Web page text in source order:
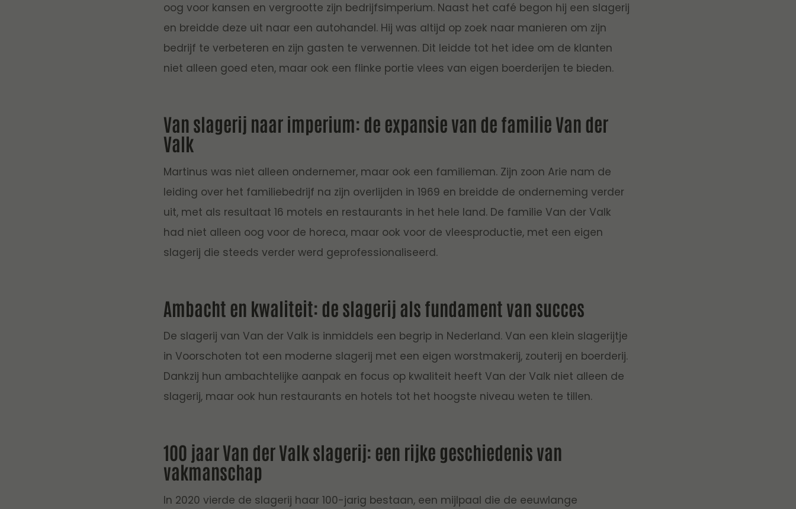
oog voor kansen en vergrootte zijn bedrijfsimperium. Naast het café begon hij een slagerij
en breidde deze uit naar een autohandel. Hij was altijd op zoek naar manieren om zijn
bedrijf te verbeteren en zijn gasten te verwennen. Dit leidde tot het idee om de klanten
niet alleen goed eten, maar ook een flinke portie vlees van eigen boerderijen te bieden.
Van slagerij naar imperium: de expansie van de familie Van der
Valk
Martinus was niet alleen ondernemer, maar ook een familieman. Zijn zoon Arie nam de
leiding over het familiebedrijf na zijn overlijden in 1969 en breidde de onderneming verder
uit, met als resultaat 16 motels en restaurants in het hele land. De familie Van der Valk
had niet alleen oog voor de horeca, maar ook voor de vleesproductie, met een eigen
slagerij die steeds verder werd geprofessionaliseerd.
Ambacht en kwaliteit: de slagerij als fundament van succes
De slagerij van Van der Valk is inmiddels een begrip in Nederland. Van een klein slagerijtje
in Voorschoten tot een moderne slagerij met een eigen worstmakerij, zouterij en boerderij.
Dankzij hun ambachtelijke aanpak en focus op kwaliteit heeft Van der Valk niet alleen de
slagerij, maar ook hun restaurants en hotels tot het hoogste niveau weten te tillen.
100 jaar Van der Valk slagerij: een rijke geschiedenis van
vakmanschap
In 2020 vierde de slagerij haar 100-jarig bestaan, een mijlpaal die de eeuwlange